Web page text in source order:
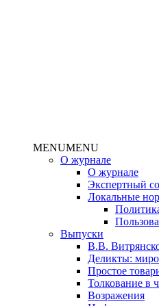
MENUMENU
О журнале
О журнале
Экспертный
Локальные
Выпуски
В.В.
Деликты:
Простое
Толкование в
Возражения